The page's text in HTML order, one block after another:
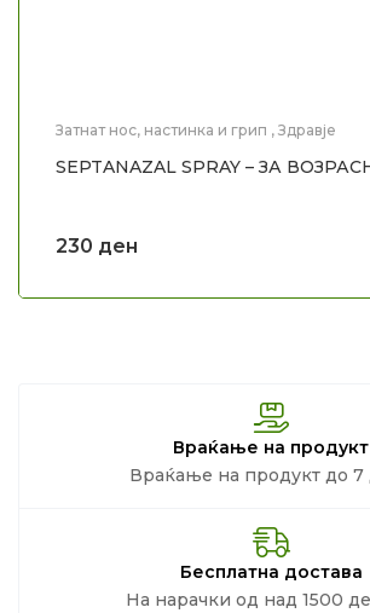
Затнат нос, настинка и грип , Здравје
SEPTANAZAL SPRAY – ЗА
230 ден
Враќање на продукт
Враќање на продукт до 7
Бесплатна достава
На нарачки од над 1500